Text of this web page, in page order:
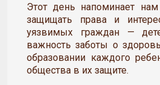
Этот день напоминает
защищать права и
уязвимых граждан —
важность заботы о
образовании каждого
общества в их защите.